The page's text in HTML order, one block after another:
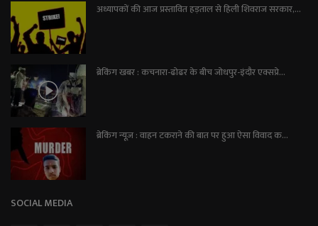
अध्यापकों की आज प्रस्तावित हड़ताल से हिली शिवराज सरकार,...
ब्रेकिंग खबर : कचनारा-ढोढर के बीच जोधपुर-इंदौर एक्सप्रे...
ब्रेकिंग न्यूज़ : वाहन टकराने की बात पर हुआ ऐसा विवाद क...
SOCIAL MEDIA